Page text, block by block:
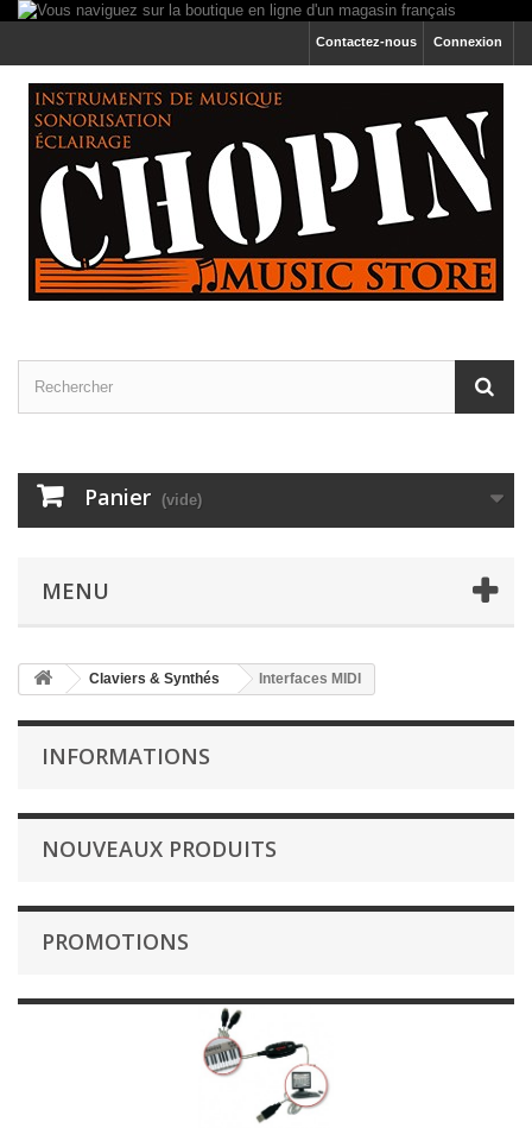
Connexion
Contactez-nous
Panier (vide)
MENU
Claviers & Synthés Interfaces MIDI
INFORMATIONS
NOUVEAUX PRODUITS
PROMOTIONS